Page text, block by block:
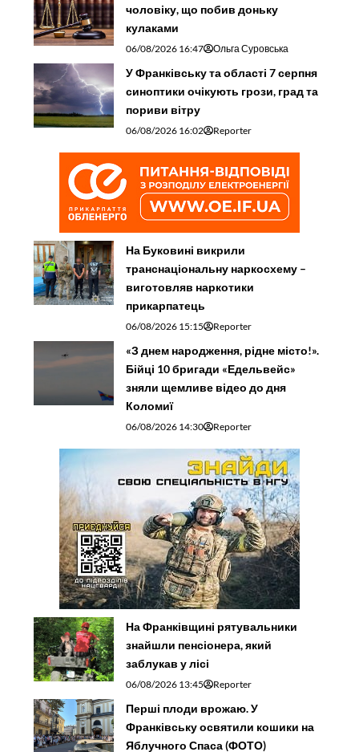
чоловіку, що побив доньку
кулаками
06/08/2026 16:47 Ольга Суровська
У Франківську та області 7 серпня
синоптики очікують грози, град та
пориви вітру
06/08/2026 16:02 Reporter
На Буковині викрили
транснаціональну наркосхему –
виготовляв наркотики
прикарпатець
06/08/2026 15:15 Reporter
«З днем народження, рідне місто!».
Бійці 10 бригади «Едельвейс»
зняли щемливе відео до дня
Коломиї
06/08/2026 14:30 Reporter
На Франківщині рятувальники
знайшли пенсіонера, який
заблукав у лісі
06/08/2026 13:45 Reporter
Перші плоди врожаю. У
Франківську освятили кошики на
Яблучного Спаса (ФОТО)